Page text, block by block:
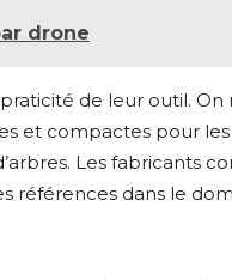
drone
de leur outil. On
et compactes pour
Les fabricants
références dans le